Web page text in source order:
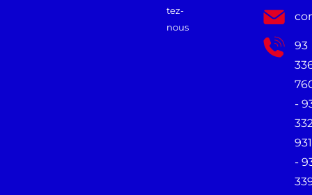
tez-
nous
93
-
931
-